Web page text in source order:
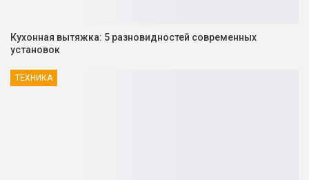
Кухонная вытяжка: 5 разновидностей современных
установок
ТЕХНИКА